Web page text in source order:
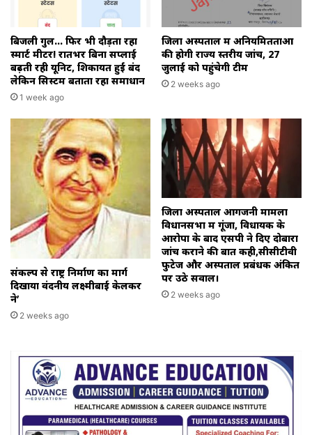
बिजली गुल… फिर भी दौड़ता रहा
स्मार्ट मीटर! रातभर बिना सप्लाई
बढ़ती रही यूनिट, शिकायतें हुईं बंद
लेकिन सिस्टम बताता रहा समाधान
1 week ago
जिला अस्पताल में अनियमितताओं
की होगी राज्य स्तरीय जांच, 27
जुलाई को पहुंचेगी टीम
2 weeks ago
संकल्प से राष्ट्र निर्माण का मार्ग
दिखाया वंदनीय लक्ष्मीबाई केलकर
ने’
2 weeks ago
जिला अस्पताल आगजनी मामला
विधानसभा में गूंजा, विधायक के
आरोपों के बाद एसपी ने दिए दोबारा
जांच कराने की बात कही,सीसीटीवी
फुटेज और अस्पताल प्रबंधक अंकित
पर उठे सवाल।
2 weeks ago